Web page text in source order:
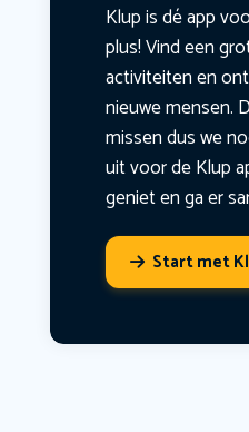
Klup is dé app
plus! Vind een
activiteiten en
nieuwe mensen.
missen dus we
uit voor de Klup
geniet en ga er
Start met